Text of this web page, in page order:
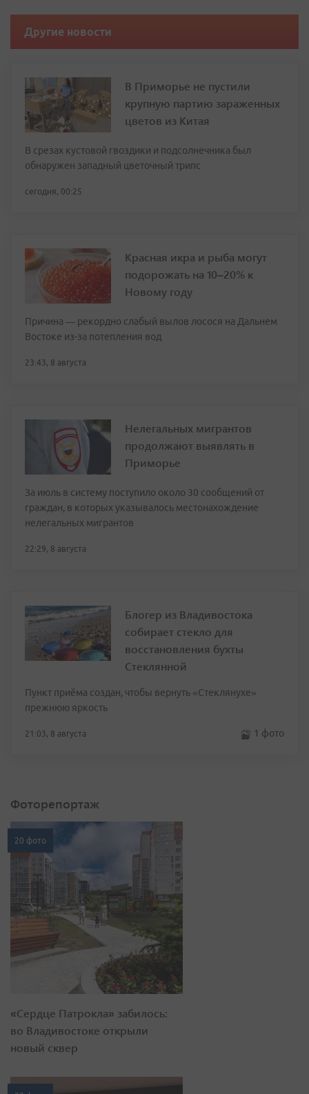
Другие новости
В Приморье не пустили
крупную партию зараженных
цветов из Китая
В срезах кустовой гвоздики и подсолнечника был
обнаружен западный цветочный трипс
сегодня, 00:25
Красная икра и рыба могут
подорожать на 10–20% к
Новому году
Причина — рекордно слабый вылов лосося на Дальнем
Востоке из-за потепления вод
23:43, 8 августа
Нелегальных мигрантов
продолжают выявлять в
Приморье
За июль в систему поступило около 30 сообщений от
граждан, в которых указывалось местонахождение
нелегальных мигрантов
22:29, 8 августа
Блогер из Владивостока
собирает стекло для
восстановления бухты
Стеклянной
Пункт приёма создан, чтобы вернуть «Стеклянухе»
прежнюю яркость
21:03, 8 августа 1 фото
Фоторепортаж
20 фото
«Сердце Патрокла» забилось:
во Владивостоке открыли
новый сквер